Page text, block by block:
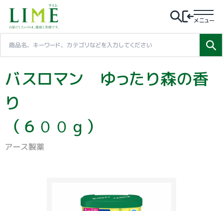
メニュー
バスロマン ゆったり森の香
り
（６００ｇ）
アース製薬